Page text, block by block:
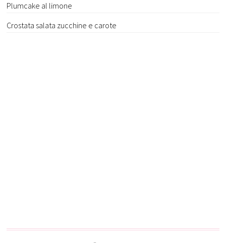
Plumcake al limone
Crostata salata zucchine e carote